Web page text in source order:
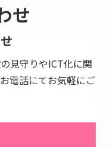
せ
見守りやICT化に関
電話にてお気軽にご